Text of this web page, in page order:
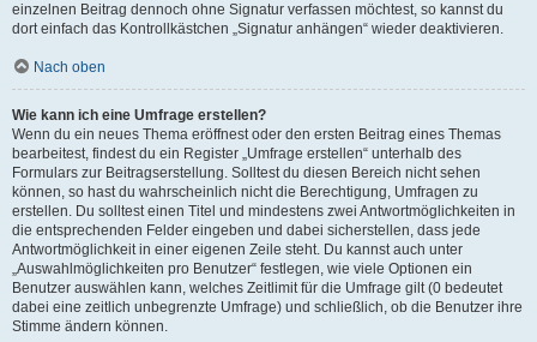
einzelnen Beitrag dennoch ohne Signatur verfassen möchtest, so kannst du
dort einfach das Kontrollkästchen „Signatur anhängen“ wieder deaktivieren.
Nach oben
Wie kann ich eine Umfrage erstellen?
Wenn du ein neues Thema eröffnest oder den ersten Beitrag eines Themas
bearbeitest, findest du ein Register „Umfrage erstellen“ unterhalb des
Formulars zur Beitragserstellung. Solltest du diesen Bereich nicht sehen
können, so hast du wahrscheinlich nicht die Berechtigung, Umfragen zu
erstellen. Du solltest einen Titel und mindestens zwei Antwortmöglichkeiten in
die entsprechenden Felder eingeben und dabei sicherstellen, dass jede
Antwortmöglichkeit in einer eigenen Zeile steht. Du kannst auch unter
„Auswahlmöglichkeiten pro Benutzer“ festlegen, wie viele Optionen ein
Benutzer auswählen kann, welches Zeitlimit für die Umfrage gilt (0 bedeutet
dabei eine zeitlich unbegrenzte Umfrage) und schließlich, ob die Benutzer ihre
Stimme ändern können.